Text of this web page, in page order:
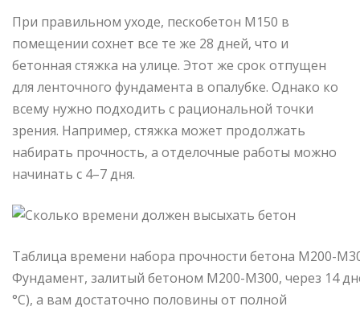
При правильном уходе, пескобетон М150 в
помещении сохнет все те же 28 дней, что и
бетонная стяжка на улице. Этот же срок отпущен
для ленточного фундамента в опалубке. Однако ко
всему нужно подходить с рациональной точки
зрения. Например, стяжка может продолжать
набирать прочность, а отделочные работы можно
начинать с 4–7 дня.
Таблица времени набора прочности бетона М200-
Фундамент, залитый бетоном М200-М300, через 14
°C), а вам достаточно половины от полной